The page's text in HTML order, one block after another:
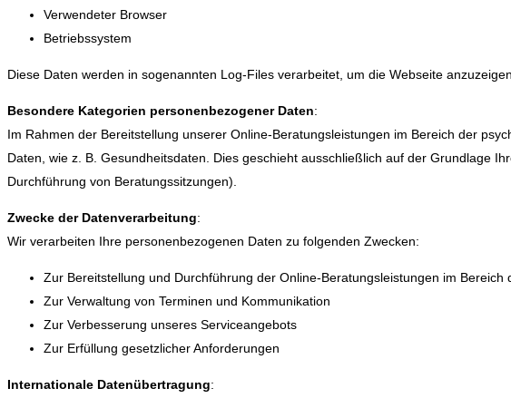
Verwendeter Browser
Betriebssystem
Diese Daten werden in sogenannten Log-Files verarbeitet, um die Webseite
Besondere Kategorien personenbezogener Daten:
Im Rahmen der Bereitstellung unserer Online-Beratungsleistungen im Bereich der
Daten, wie z. B. Gesundheitsdaten. Dies geschieht ausschließlich auf der Grundlage
Durchführung von Beratungssitzungen).
Zwecke der Datenverarbeitung:
Wir verarbeiten Ihre personenbezogenen Daten zu folgenden Zwecken:
Zur Bereitstellung und Durchführung der Online-Beratungsleistungen im
Zur Verwaltung von Terminen und Kommunikation
Zur Verbesserung unseres Serviceangebots
Zur Erfüllung gesetzlicher Anforderungen
Internationale Datenübertragung: